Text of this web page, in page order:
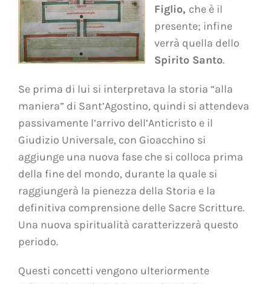
Figlio, che è il
presente; infine
verrà quella dello
Spirito Santo.
Se prima di lui si interpretava la storia “alla
maniera” di Sant’Agostino, quindi si attendeva
passivamente l’arrivo dell’Anticristo e il
Giudizio Universale, con Gioacchino si
aggiunge una nuova fase che si colloca prima
della fine del mondo, durante la quale si
raggiungerà la pienezza della Storia e la
definitiva comprensione delle Sacre Scritture.
Una nuova spiritualità caratterizzerà questo
periodo.
Questi concetti vengono ulteriormente